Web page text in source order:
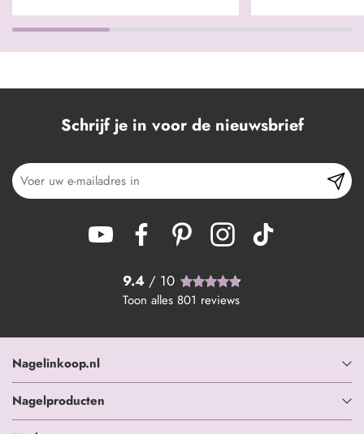
Schrijf je in voor de nieuwsbrief
9.4 / 10
Toon alles 801 reviews
Nagelinkoop.nl
Nagelproducten